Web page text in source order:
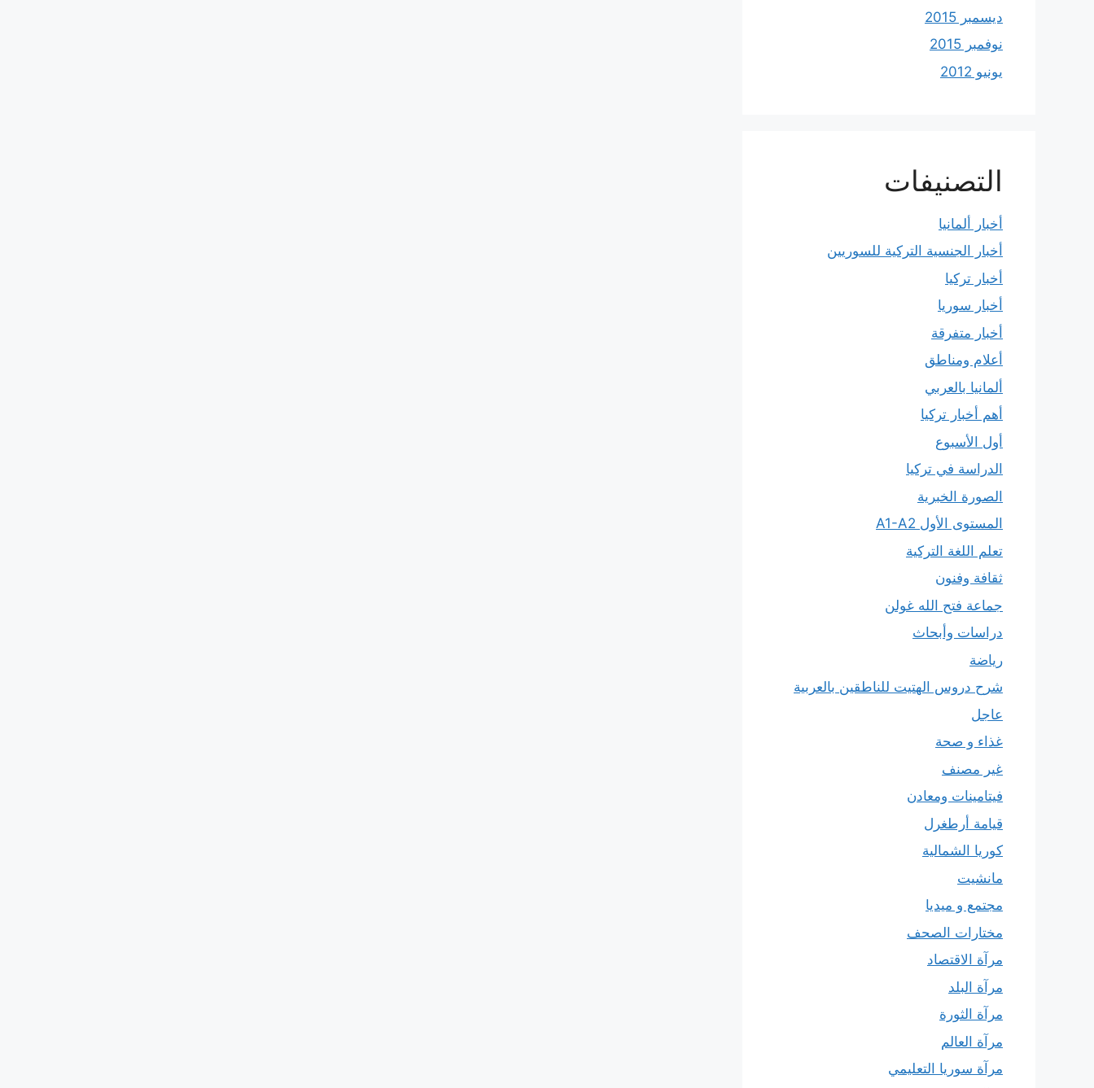
ديسمبر 2015
نوفمبر 2015
يونيو 2012
التصنيفات
أخبار ألمانيا
أخبار الجنسية التركية للسوريين
أخبار تركيا
أخبار سوريا
أخبار متفرقة
أعلام ومناطق
ألمانيا بالعربي
أهم أخبار تركيا
أول الأسبوع
الدراسة في تركيا
الصورة الخبرية
المستوى الأول A1-A2
تعلم اللغة التركية
ثقافة وفنون
جماعة فتح الله غولن
دراسات وأبحاث
رياضة
شرح دروس الهتيت للناطقين بالعربية
عاجل
غذاء و صحة
غير مصنف
فيتامينات ومعادن
قيامة أرطغرل
كوريا الشمالية
مانشيت
مجتمع و ميديا
مختارات الصحف
مرآة الاقتصاد
مرآة البلد
مرآة الثورة
مرآة العالم
مرآة سوريا التعليمي